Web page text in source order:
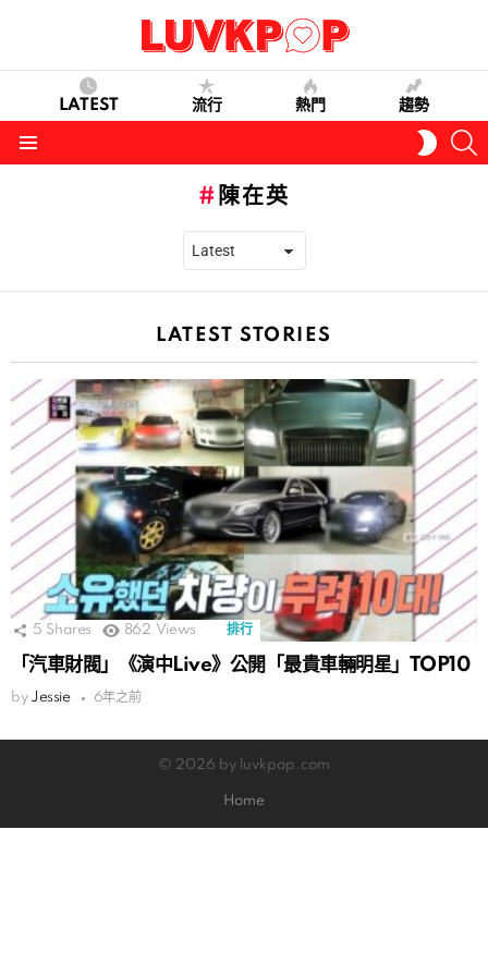
LATEST 流行 熱門 趨勢
SKIN
陳在英
LATEST STORIES
5 Shares 862 Views 排行
「汽車財閥」《演中Live》公開「最貴車輛明星」TOP10
by Jessie 6年之前
© 2026 by luvkpop.com
Home